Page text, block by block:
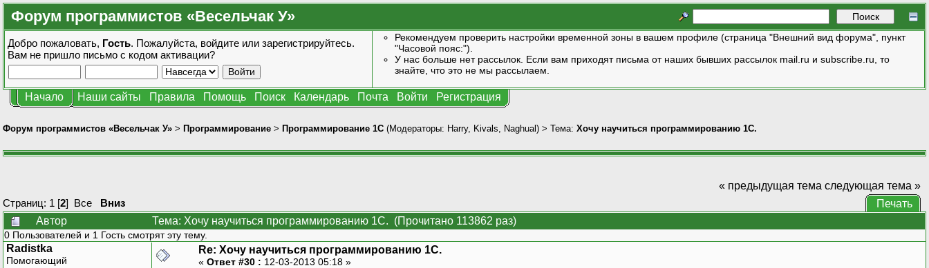
Форум программистов «Весельчак У»
Добро пожаловать, Гость. Пожалуйста, войдите или зарегистрируйтесь.
Вам не пришло письмо с кодом активации?
Рекомендуем проверить настройки временной зоны в вашем профиле (страница "Внешний вид форума", пункт
"Часовой пояс:").
У нас больше нет рассылок. Если вам приходят письма от наших бывших рассылок mail.ru и subscribe.ru, то
знайте, что это не мы рассылаем.
Начало Наши сайты Правила Помощь Поиск Календарь Почта Войти Регистрация
Форум программистов «Весельчак У» > Программирование > Программирование 1С (Модераторы: Harry, Kivals Naghual) > Тема: Хочу научиться программированию 1С.
Страниц: 1 [2] Все Вниз
« предыдущая тема следующая тема »
Печать
Автор
Тема: Хочу научиться программированию 1С. (Прочитано 113862 раз)
0 Пользователей и 1 Гость смотрят эту тему.
Radistka
Помогающий
Re: Хочу научиться программированию 1С.
« Ответ #30 : 12-03-2013 05:18 »